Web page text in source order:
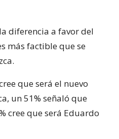
diferencia a favor del
más factible que se
que será el nuevo
un 51% señaló que
cree que será Eduardo